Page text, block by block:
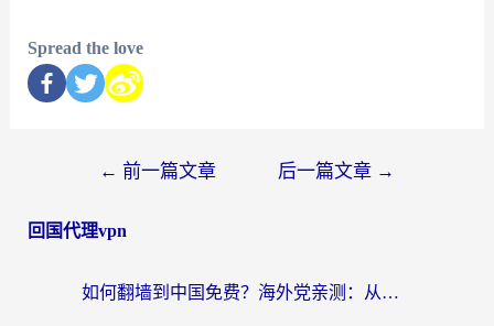
Spread the love
← 前一篇文章 后一篇文章 →
回国代理vpn
如何翻墙到中国免费？海外党亲测：从踩坑到选对加速器的全攻略